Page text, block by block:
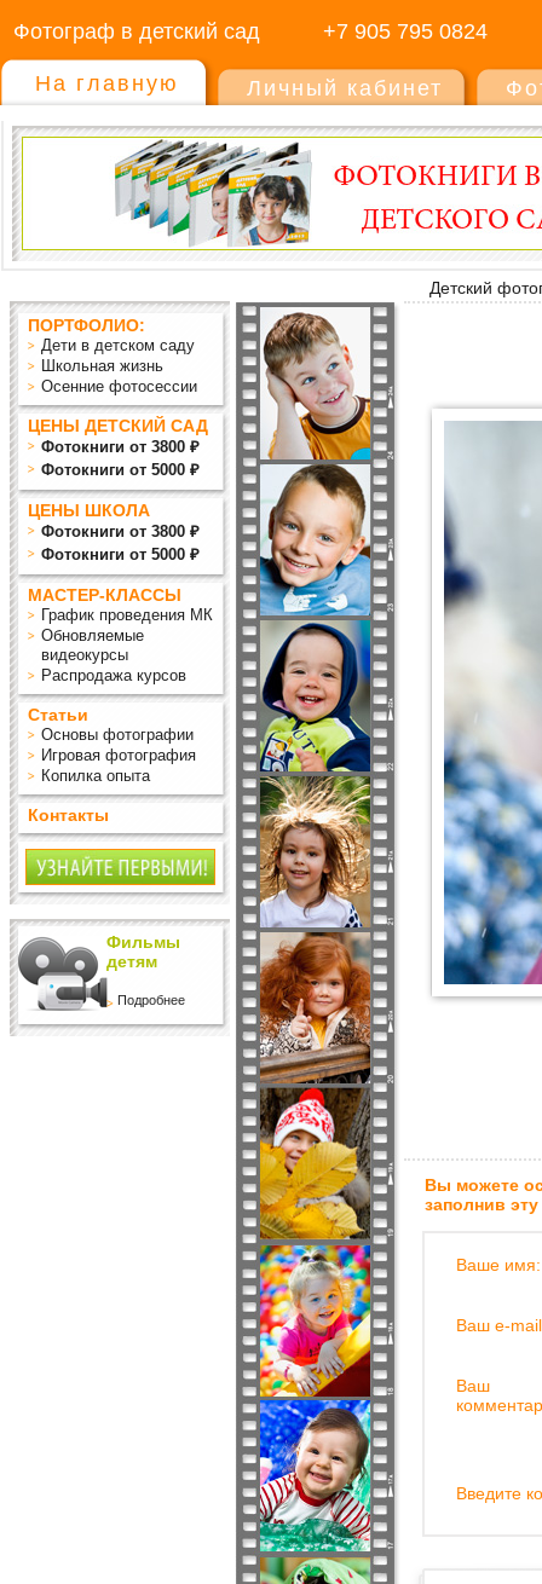
Фотограф в детский сад +7 905 795 0824
На главную Личный кабинет
Детский
ПОРТФОЛИО:
Дети в детском саду
Школьная жизнь
Осенние фотосессии
ЦЕНЫ ДЕТСКИЙ САД
Фотокниги от 3800 ₽
Фотокниги от 5000 ₽
ЦЕНЫ ШКОЛА
Фотокниги от 3800 ₽
Фотокниги от 5000 ₽
МАСТЕР-КЛАССЫ
График проведения МК
Обновляемые
видеокурсы
Распродажа курсов
Статьи
Основы фотографии
Игровая фотография
Копилка опыта
Контакты
Фильмы
детям
Подробнее
Вы можете
заполнив
Ваше имя:
Ваш e-
Ваш
Введите